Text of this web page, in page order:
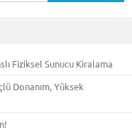
Fiziksel Sunucu Kiralama
Donanım, Yüksek